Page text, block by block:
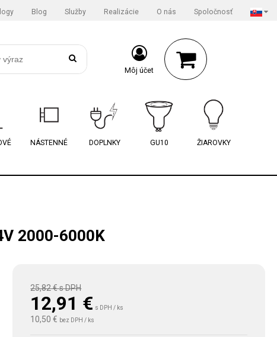
Blog Služby Realizácie O nás Spoločnosť
Môj účet
NÁSTENNÉ DOPLNKY GU10 ŽIAROVKY
2000-6000K
25,82 €s DPH
12,91 € s DPH / ks
10,50 € bez DPH / ks